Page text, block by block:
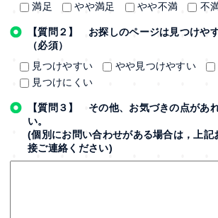
満足
やや満足 やや不満 不
【質問２】 お探しのページは見つけや
（必須）
見つけやすい
やや見つけやすい
見つけにくい
【質問３】 その他、お気づきの点があ
い。
(個別にお問い合わせがある場合は，上記
接ご連絡ください)